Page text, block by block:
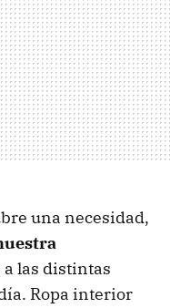
una necesidad,
a las distintas
Ropa interior